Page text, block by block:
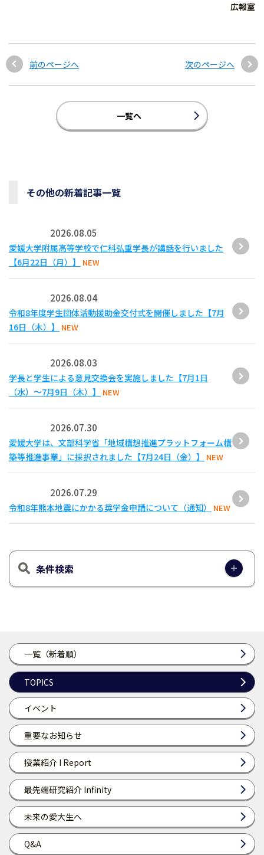
一覧（新着順）
TOPICS
イベント
重要なお知らせ
授業紹介 I Report
最先端研究紹介 Infinity
未来の愛大生へ
Q&A
広報室
前のページへ 次のページへ
一覧へ
その他の新着記事一覧
2026.08.05
愛媛大学附属高等学校で仁科弘重学長が講話を行いました
【6月22日（月）】
NEW
2026.08.04
令和8年度学生団体活動援助金交付式を開催しました【7月
16日（木）】
NEW
2026.08.03
学長と学生による意見交換会を実施しました【7月1日
（水）～7月9日（木）】
NEW
2026.07.30
愛媛大学は、文部科学省「地域構想推進プラットフォーム構
築等推進事業」に採択されました【7月24日（金）】
NEW
2026.07.29
令和8年熊本地震にかかる奨学金申請について（通知） NEW
条件検索